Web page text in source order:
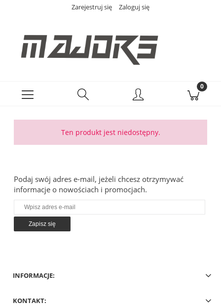
Zarejestruj się Zaloguj się
Ten produkt jest niedostępny.
Podaj swój adres e-mail, jeżeli chcesz otrzymywać
informacje o nowościach i promocjach.
Zapisz się
INFORMACJE:
KONTAKT: